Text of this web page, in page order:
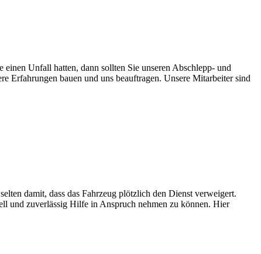
Unfall hatten, dann sollten Sie unseren Abschlepp- und
Erfahrungen bauen und uns beauftragen. Unsere Mitarbeiter sind
damit, dass das Fahrzeug plötzlich den Dienst verweigert.
und zuverlässig Hilfe in Anspruch nehmen zu können. Hier